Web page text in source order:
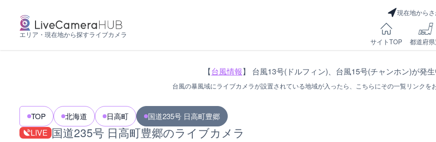
エリア・現在地から探すライブカメラ
現在地から
サイトTOP 都道府
【台風情報】 台風13号(ドルフィン)、台風15号(チャンホン)が発生
台風の暴風域にライブカメラが設置されている地域が入ったら、こちらにその一覧リンクを
TOP 北海道 日高町 国道235号 日高町豊郷
LIVE 国道235号 日高町豊郷のライブカメラ